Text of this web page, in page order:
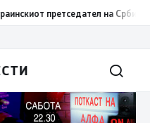
претседател на Србија: